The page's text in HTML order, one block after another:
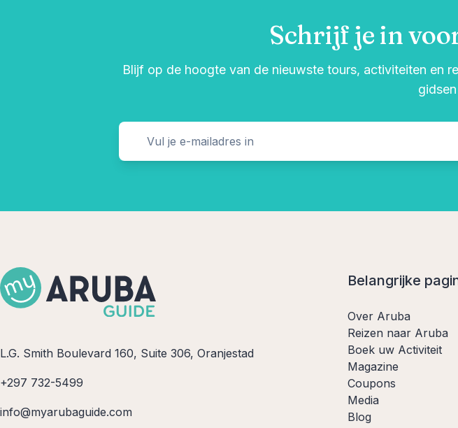
Schrijf je in
Blijf op de hoogte van de nieuwste tours, activiteiten en
L.G. Smith Boulevard 160, Suite 306, Oranjestad
+297 732-5499
info@myarubaguide.com
Belangrijke
Over Aruba
Reizen naar Aruba
Boek uw Activiteit
Magazine
Coupons
Media
Blog